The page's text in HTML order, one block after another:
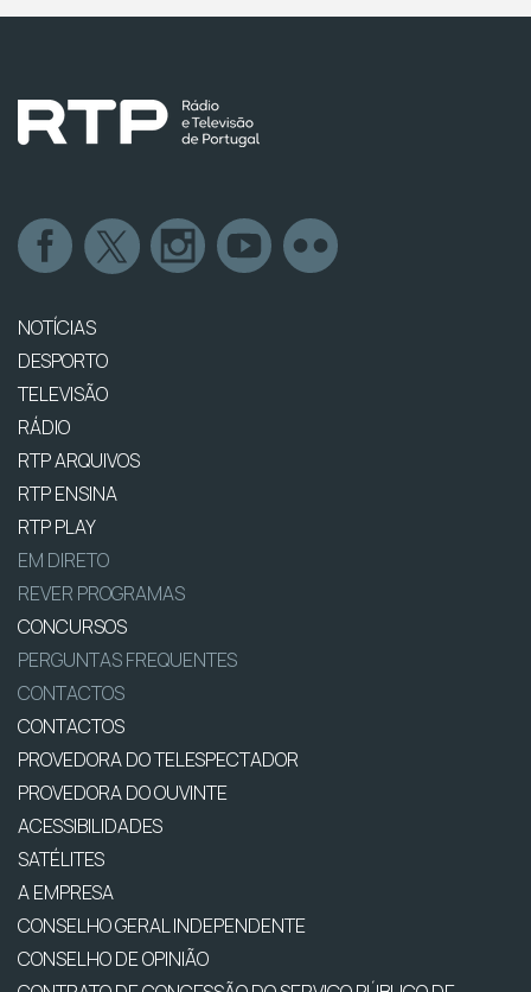
NOTÍCIAS
DESPORTO
TELEVISÃO
RÁDIO
RTP ARQUIVOS
RTP ENSINA
RTP PLAY
EM DIRETO
REVER PROGRAMAS
CONCURSOS
PERGUNTAS FREQUENTES
CONTACTOS
CONTACTOS
PROVEDORA DO TELESPECTADOR
PROVEDORA DO OUVINTE
ACESSIBILIDADES
SATÉLITES
A EMPRESA
CONSELHO GERAL INDEPENDENTE
CONSELHO DE OPINIÃO